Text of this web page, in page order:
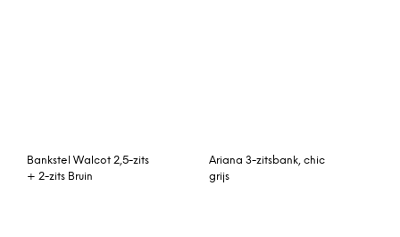
Bankstel Walcot 2,5-zits
+ 2-zits Bruin
Ariana 3-zitsbank, chic
grijs